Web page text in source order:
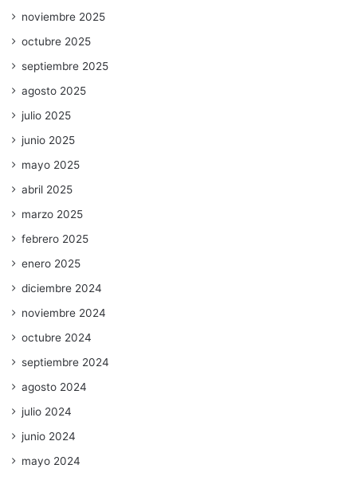
noviembre 2025
octubre 2025
septiembre 2025
agosto 2025
julio 2025
junio 2025
mayo 2025
abril 2025
marzo 2025
febrero 2025
enero 2025
diciembre 2024
noviembre 2024
octubre 2024
septiembre 2024
agosto 2024
julio 2024
junio 2024
mayo 2024